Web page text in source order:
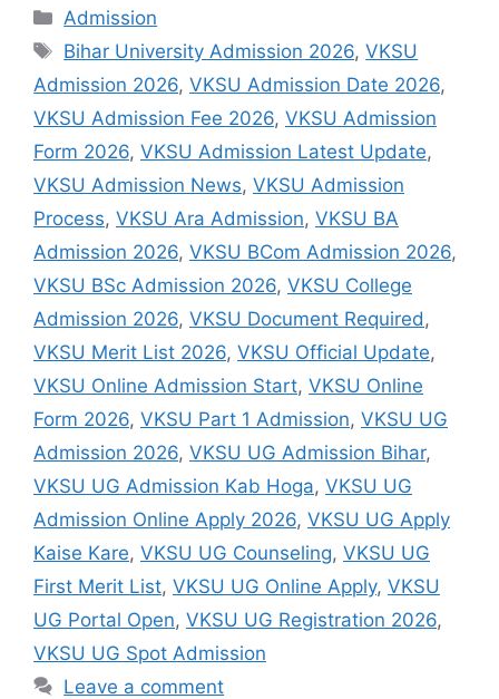
Categories
Admission
Tags
Bihar University Admission 2026,VKSU
Admission 2026, VKSU Admission Date 2026,
VKSU Admission Fee 2026, VKSU Admission
Form 2026, VKSU Admission Latest Update,
VKSU Admission News, VKSU Admission
Process, VKSU Ara Admission, VKSU BA
Admission 2026, VKSU BCom Admission 2026,
VKSU BSc Admission 2026, VKSU College
Admission 2026, VKSU Document Required ,
VKSU Merit List 2026, VKSU Official Update,
VKSU Online Admission Start, VKSU Online
Form 2026, VKSU Part 1 Admission, VKSU UG
Admission 2026, VKSU UG Admission Bihar,
VKSU UG Admission Kab Hoga, VKSU UG
Admission Online Apply 2026, VKSU UG Apply
Kaise Kare, VKSU UG Counseling, VKSU UG
First Merit List, VKSU UG Online Apply, VKSU
UG Portal Open, VKSU UG Registration 2026,
VKSU UG Spot Admission
Leave a comment